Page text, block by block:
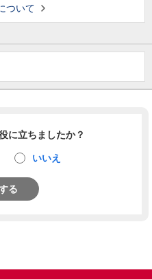
ついて
に立ちましたか？
いいえ
る